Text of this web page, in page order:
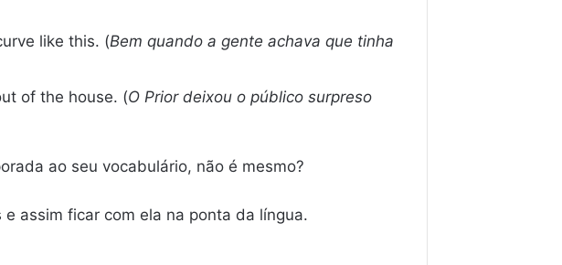
like this. (Bem quando a gente achava que tinha
of the house. (O Prior deixou o público surpreso
ao seu vocabulário, não é mesmo?
assim ficar com ela na ponta da língua.